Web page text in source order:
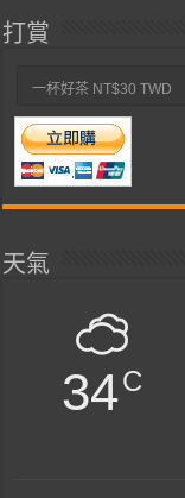
打賞
天氣
34C